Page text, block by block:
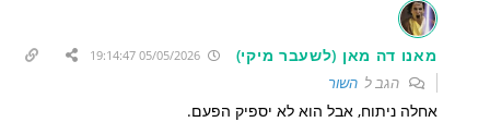
מאנו דה מאן (לשעבר מיקי) 05/05/2026 19:14:47
הגב להשור
אחלה ניתוח, אבל הוא לא יספיק הפעם.